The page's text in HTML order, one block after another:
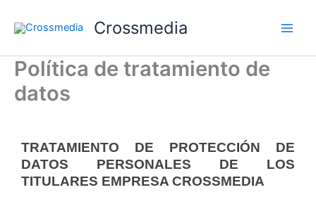
Crossmedia
Política de tratamiento de
datos
TRATAMIENTO DE PROTECCIÓN DE
DATOS PERSONALES DE LOS
TITULARES EMPRESA CROSSMEDIA